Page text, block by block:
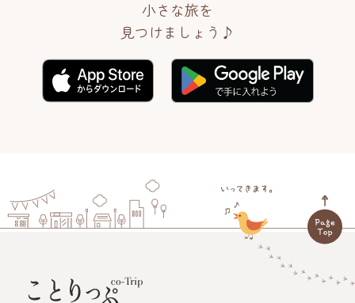
小さな旅を
見つけましょう♪